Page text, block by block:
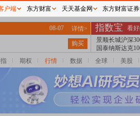
期权 行情 数据 全球 美股
户端 东方财富 天天基金网 东方财富证券